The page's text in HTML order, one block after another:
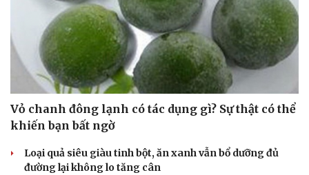
Vỏ chanh đông lạnh có tác dụng gì? Sự thật có thể
khiến bạn bất ngờ
Loại quả siêu giàu tinh bột, ăn xanh vẫn bổ dưỡng đủ
đường lại không lo tăng cân